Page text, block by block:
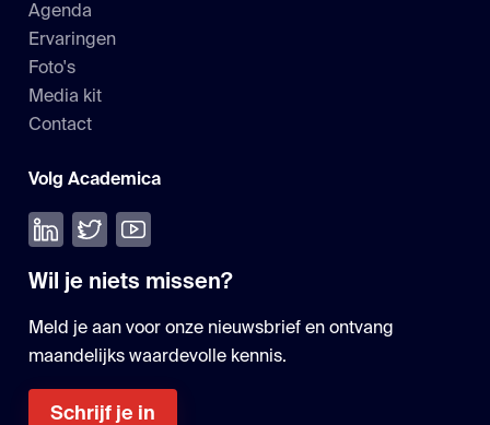
Agenda
Ervaringen
Foto's
Media kit
Contact
Volg Academica
Volg ons op LinkedIn
Volg ons op Twitter
Bekijk onze YouTube
Wil je niets missen?
Meld je aan voor onze nieuwsbrief en ontvang
maandelijks waardevolle kennis.
Schrijf je in